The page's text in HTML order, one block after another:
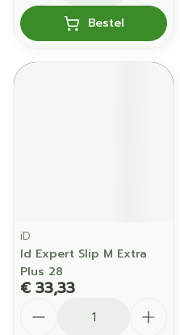
Bestel
iD
Id Expert Slip M Extra
Plus 28
€ 33,33